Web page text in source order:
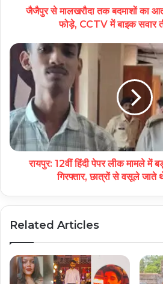
जैजैपुर से मालखरौदा तक बदमाशों का
फोड़े, CCTV में बाइक सवार
रायपुर: 12वीं हिंदी पेपर लीक मामले में
गिरफ्तार, छात्रों से वसूले
Related Articles